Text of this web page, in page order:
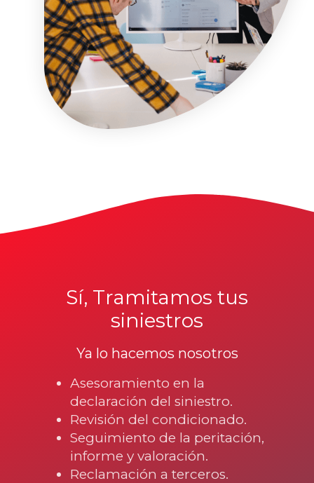
Sí, Tramitamos tus
siniestros
Ya lo hacemos nosotros
Asesoramiento en la
declaración del siniestro.
Revisión del condicionado.
Seguimiento de la peritación,
informe y valoración.
Reclamación a terceros.